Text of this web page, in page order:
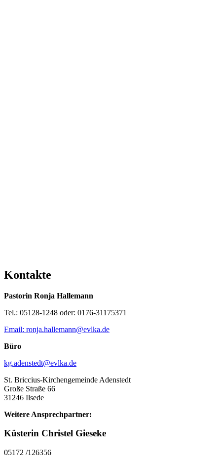
Kontakte
Pastorin Ronja Hallemann
Tel.: 05128-1248 oder: 0176-31175371
Email: ronja.hallemann@evlka.de
Büro
kg.adenstedt@evlka.de
St. Briccius-Kirchengemeinde Adenstedt
Große Straße 66
31246 Ilsede
Weitere Ansprechpartner:
Küsterin Christel Gieseke
05172 /126356